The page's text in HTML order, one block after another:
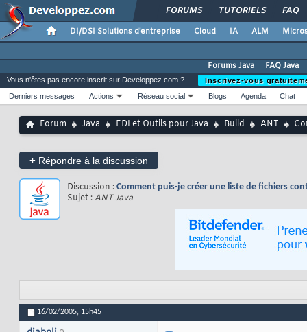
FORUMS TUTORIELS FAQ
DI/DSI Solutions d'entreprise Cloud IA ALM
Forums Java
FAQ Java
Vous n'êtes pas encore inscrit sur Developpez.com ?
Inscrivez-vous
Derniers messages
Actions Réseau social Blogs Agenda Chat
Forum Java EDI et Outils pour Java Build ANT
+ Répondre à la discussion
Discussion : Comment puis-je créer une liste de fichiers
Sujet :ANT Java
16/02/2005, 15h45